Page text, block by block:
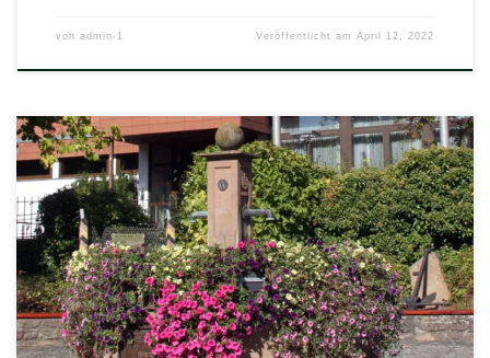
von admin-1 Veröffentlicht amApril 12, 2022
Vier Herleshäuser, die es absolut verdient haben, wurden
nun als Träger des Sozialpreises Werra-Meißner 2021
vorgestellt. Die Werra-Rundschau hat einen schönen
Artikel über das Goldgraben-Quartett veröffentlicht und
deren Einsatz zum Wohle des Dorfes gewürdigt:
Herleshausen – Ehrlich erstaunt habe er die Nachricht
aufgenommen, sagt Manfred Müller freudig: Gemeinsam
mit seinem […]